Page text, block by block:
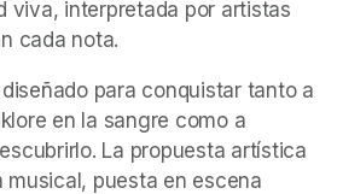
viva, interpretada por artistas
cada nota.
para conquistar tanto a
en la sangre como a
La propuesta artística
puesta en escena